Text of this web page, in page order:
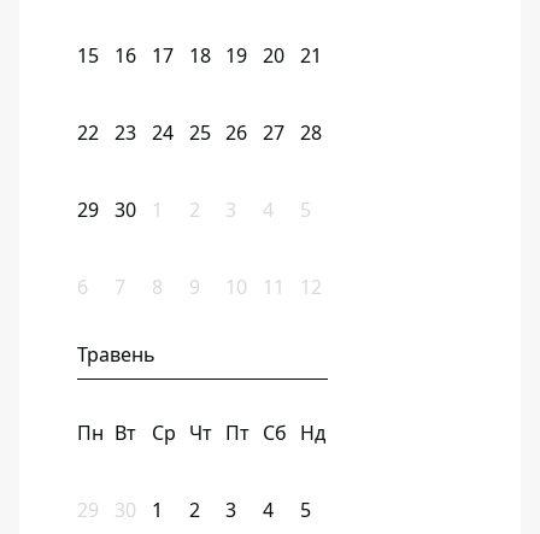
15 16 17 18 19 20 21
22 23 24 25 26 27 28
29 30 1 2 3 4 5
6 7 8 9 10 11 12
Травень
Пн Вт Ср Чт Пт Сб Нд
29 30 1 2 3 4 5